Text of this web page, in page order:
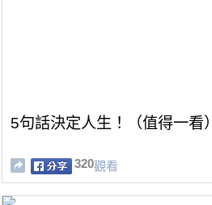
5句話決定人生！（值得一看）
320觀看